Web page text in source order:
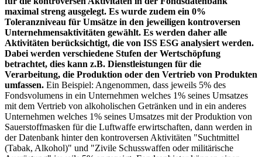
maximal streng ausgelegt. Es wurde zudem ein 0%
Toleranzniveau für Umsätze in den jeweiligen kontroversen
Unternehmensaktivitäten gewählt. Es werden daher alle
Aktivitäten berücksichtigt, die von ISS ESG analysiert werden.
Dabei werden verschiedene Stufen der Wertschöpfung
betrachtet, dies kann z.B. Dienstleistungen für die
Verarbeitung, die Produktion oder den Vertrieb von Produkten
umfassen. Ein Beispiel: Angenommen, dass jeweils 5% des
Fondsvolumens in ein Unternehmen welches 1% seines Umsatzes
mit dem Vertrieb von alkoholischen Getränken und in ein anderes
Unternehmen welches 1% seines Umsatzes mit der Produktion von
Sauerstoffmasken für die Luftwaffe erwirtschaften, dann werden in
der Datenbank hinter den kontroversen Aktivitäten "Suchtmittel
(Tabak, Alkohol)" und "Zivile Schusswaffen oder militärische